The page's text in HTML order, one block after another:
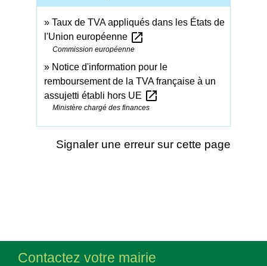
Taux de TVA appliqués dans les États de
l'Union européenne open_in_new
Commission européenne
Notice d'information pour le
remboursement de la TVA française à un
assujetti établi hors UE open_in_new
Ministère chargé des finances
Signaler une erreur sur cette page
Contactez votre mairie